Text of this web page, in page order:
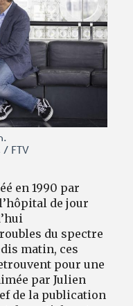
/ FTV
en 1990 par
de jour
du spectre
matin, ces
pour une
par Julien
de la publication